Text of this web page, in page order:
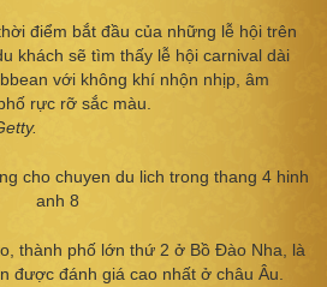
điểm bắt đầu của những lễ hội trên
khách sẽ tìm thấy lễ hội carnival dài
với không khí nhộn nhịp, âm
rực rỡ sắc màu.
thành phố lớn thứ 2 ở Bồ Đào Nha, là
được đánh giá cao nhất ở châu Âu.